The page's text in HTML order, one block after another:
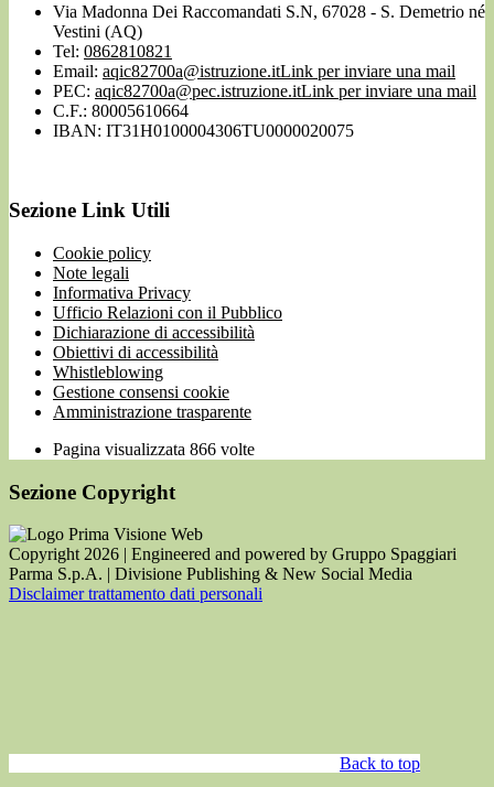
Via Madonna Dei Raccomandati S.N, 67028 - S. Demetrio né
Vestini (AQ)
Tel: 0862810821
Email: aqic82700a@istruzione.itLink per inviare una mail
PEC: aqic82700a@pec.istruzione.itLink per inviare una mail
C.F.: 80005610664
IBAN: IT31H0100004306TU0000020075
Sezione Link Utili
Cookie policy
Note legali
Informativa Privacy
Ufficio Relazioni con il Pubblico
Dichiarazione di accessibilità
Obiettivi di accessibilità
Whistleblowing
Gestione consensi cookie
Amministrazione trasparente
Pagina visualizzata 866 volte
Sezione Copyright
Copyright 2026 | Engineered and powered by Gruppo Spaggiari
Parma S.p.A. | Divisione Publishing & New Social Media
Disclaimer trattamento dati personali
Back to top